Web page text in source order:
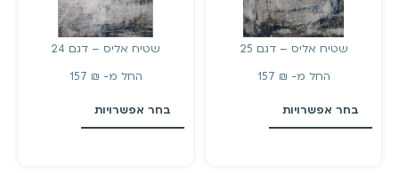
שטיח אליס – דגם 25
החל מ-
157 ₪
בחר אפשרויות
שטיח אליס – דגם 24
החל מ-
157 ₪
בחר אפשרויות